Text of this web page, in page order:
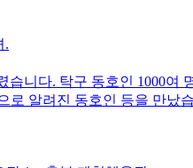
니다. 탁구 동호인 1000여
알려진 동호인 등을 만